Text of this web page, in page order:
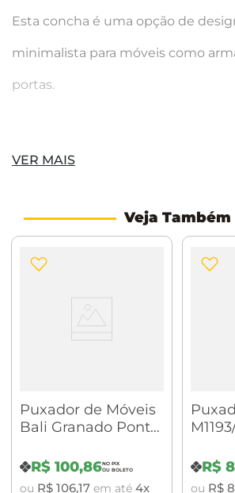
Esta concha é uma opção de
minimalista para móveis como
portas.
Distância entre os furos:
170mm
VER MAIS
Veja Também
Puxador de Móveis
Bali Granado Ponto
Design
R$ 100,86
ou R$ 106,17em até 4
R$
ou R$